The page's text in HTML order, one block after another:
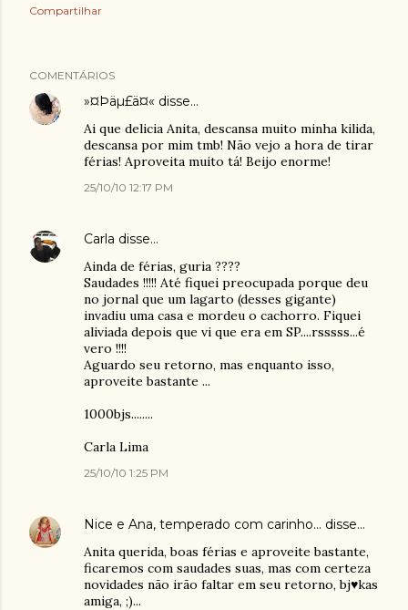
Compartilhar
COMENTÁRIOS
»¤Þäµ£ä¤« disse…
Ai que delicia Anita, descansa muito minha kilida,
descansa por mim tmb! Não vejo a hora de tirar
férias! Aproveita muito tá! Beijo enorme!
25/10/10 12:17 PM
Carla disse…
Ainda de férias, guria ????
Saudades !!!!! Até fiquei preocupada porque deu
no jornal que um lagarto (desses gigante)
invadiu uma casa e mordeu o cachorro. Fiquei
aliviada depois que vi que era em SP....rsssss...é
vero !!!!
Aguardo seu retorno, mas enquanto isso,
aproveite bastante ...
1000bjs........
Carla Lima
25/10/10 1:25 PM
Nice e Ana, temperado com carinho... disse…
Anita querida, boas férias e aproveite bastante,
ficaremos com saudades suas, mas com certeza
novidades não irão faltar em seu retorno, bj♥kas
amiga, ;)...